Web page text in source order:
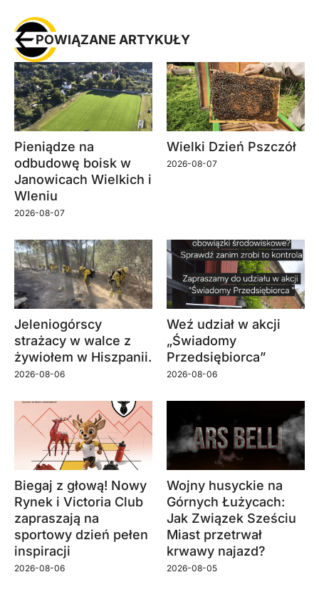
POWIĄZANE ARTYKUŁY
Pieniądze na
odbudowę boisk w
Janowicach Wielkich i
Wleniu
2026-08-07
Wielki Dzień Pszczół
2026-08-07
Jeleniogórscy
strażacy w walce z
żywiołem w Hiszpanii.
2026-08-06
Weź udział w akcji
„Świadomy
Przedsiębiorca”
2026-08-06
Biegaj z głową! Nowy
Rynek i Victoria Club
zapraszają na
sportowy dzień pełen
inspiracji
2026-08-06
Wojny husyckie na
Górnych Łużycach:
Jak Związek Sześciu
Miast przetrwał
krwawy najazd?
2026-08-05